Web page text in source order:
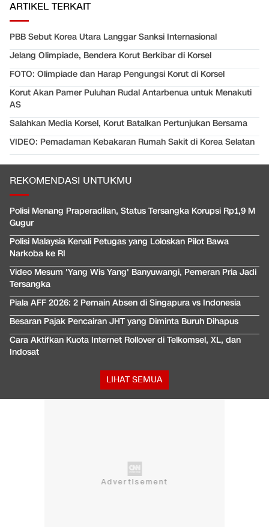
ARTIKEL TERKAIT
PBB Sebut Korea Utara Langgar Sanksi Internasional
Jelang Olimpiade, Bendera Korut Berkibar di Korsel
FOTO: Olimpiade dan Harap Pengungsi Korut di Korsel
Korut Akan Pamer Puluhan Rudal Antarbenua untuk Menakuti
AS
Salahkan Media Korsel, Korut Batalkan Pertunjukan Bersama
VIDEO: Pemadaman Kebakaran Rumah Sakit di Korea Selatan
REKOMENDASI UNTUKMU
Polisi Menang Praperadilan, Status Tersangka Korupsi Rp1,9 M
Gugur
Polisi Malaysia Kenali Petugas yang Loloskan Pilot Bawa
Narkoba ke RI
Video Mesum 'Yang Wis Yang' Banyuwangi, Pemeran Pria Jadi
Tersangka
Piala AFF 2026: 2 Pemain Absen di Singapura vs Indonesia
Besaran Pajak Pencairan JHT yang Diminta Buruh Dihapus
Cara Aktifkan Kuota Internet Rollover di Telkomsel, XL, dan
Indosat
LIHAT SEMUA